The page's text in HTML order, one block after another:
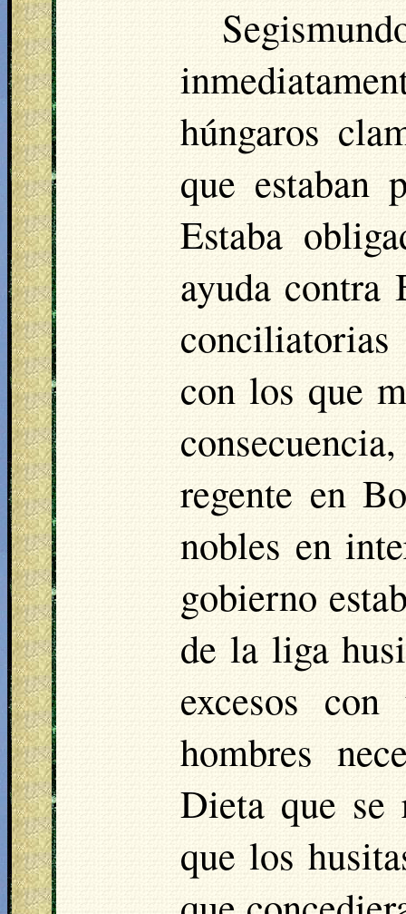
húngaros
que estaban
Estaba
ayuda contra
conciliatorias
con los que
regente en
nobles en
gobierno
de la liga
excesos
hombres
Dieta que se
que los